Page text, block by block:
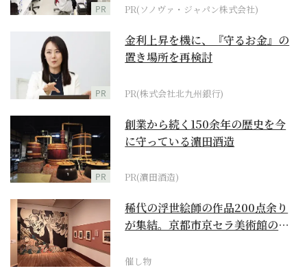
PR PR(ソノヴァ・ジャパン株式会社)
PR
金利上昇を機に、『守るお金』の
置き場所を再検討
PR(株式会社北九州銀行)
PR
創業から続く150余年の歴史を今
に守っている濵田酒造
PR(濵田酒造)
稀代の浮世絵師の作品200点余り
が集結。京都市京セラ美術館の
催し物